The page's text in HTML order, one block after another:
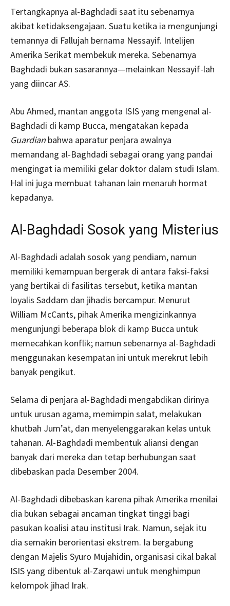
Tertangkapnya al-Baghdadi saat itu sebenarnya
akibat ketidaksengajaan. Suatu ketika ia mengunjungi
temannya di Fallujah bernama Nessayif. Intelijen
Amerika Serikat membekuk mereka. Sebenarnya
Baghdadi bukan sasarannya—melainkan Nessayif-lah
yang diincar AS.
Abu Ahmed, mantan anggota ISIS yang mengenal al-
Baghdadi di kamp Bucca, mengatakan kepada
Guardian bahwa aparatur penjara awalnya
memandang al-Baghdadi sebagai orang yang pandai
mengingat ia memiliki gelar doktor dalam studi Islam.
Hal ini juga membuat tahanan lain menaruh hormat
kepadanya.
Al-Baghdadi Sosok yang Misterius
Al-Baghdadi adalah sosok yang pendiam, namun
memiliki kemampuan bergerak di antara faksi-faksi
yang bertikai di fasilitas tersebut, ketika mantan
loyalis Saddam dan jihadis bercampur. Menurut
William McCants, pihak Amerika mengizinkannya
mengunjungi beberapa blok di kamp Bucca untuk
memecahkan konflik; namun sebenarnya al-Baghdadi
menggunakan kesempatan ini untuk merekrut lebih
banyak pengikut.
Selama di penjara al-Baghdadi mengabdikan dirinya
untuk urusan agama, memimpin salat, melakukan
khutbah Jum’at, dan menyelenggarakan kelas untuk
tahanan. Al-Baghdadi membentuk aliansi dengan
banyak dari mereka dan tetap berhubungan saat
dibebaskan pada Desember 2004.
Al-Baghdadi dibebaskan karena pihak Amerika menilai
dia bukan sebagai ancaman tingkat tinggi bagi
pasukan koalisi atau institusi Irak. Namun, sejak itu
dia semakin berorientasi ekstrem. Ia bergabung
dengan Majelis Syuro Mujahidin, organisasi cikal bakal
ISIS yang dibentuk al-Zarqawi untuk menghimpun
kelompok jihad Irak.